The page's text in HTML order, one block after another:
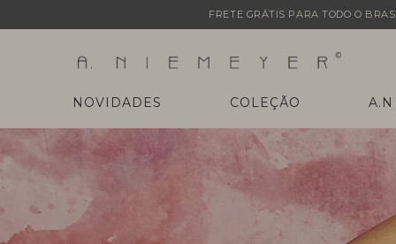
FRETE GRÁTIS PARA TODO O
NOVIDADES COLEÇÃO